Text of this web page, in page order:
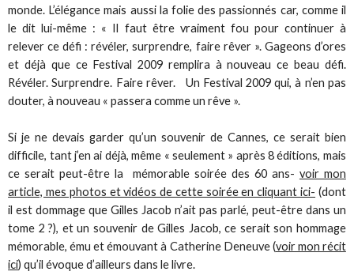
monde. L’élégance mais aussi la folie des passionnés car, comme il
le dit lui-même : « Il faut être vraiment fou pour continuer à
relever ce défi : révéler, surprendre, faire rêver ». Gageons d’ores
et déjà que ce Festival 2009 remplira à nouveau ce beau défi.
Révéler. Surprendre. Faire rêver. Un Festival 2009 qui, à n’en pas
douter, à nouveau « passera comme un rêve ».
Si je ne devais garder qu’un souvenir de Cannes, ce serait bien
difficile, tant j’en ai déjà, même « seulement » après 8 éditions, mais
ce serait peut-être la mémorable soirée des 60 ans- voir mon
article, mes photos et vidéos de cette soirée en cliquant ici- (dont
il est dommage que Gilles Jacob n’ait pas parlé, peut-être dans un
tome 2 ?), et un souvenir de Gilles Jacob, ce serait son hommage
mémorable, ému et émouvant à Catherine Deneuve (voir mon récit
ici) qu’il évoque d’ailleurs dans le livre.